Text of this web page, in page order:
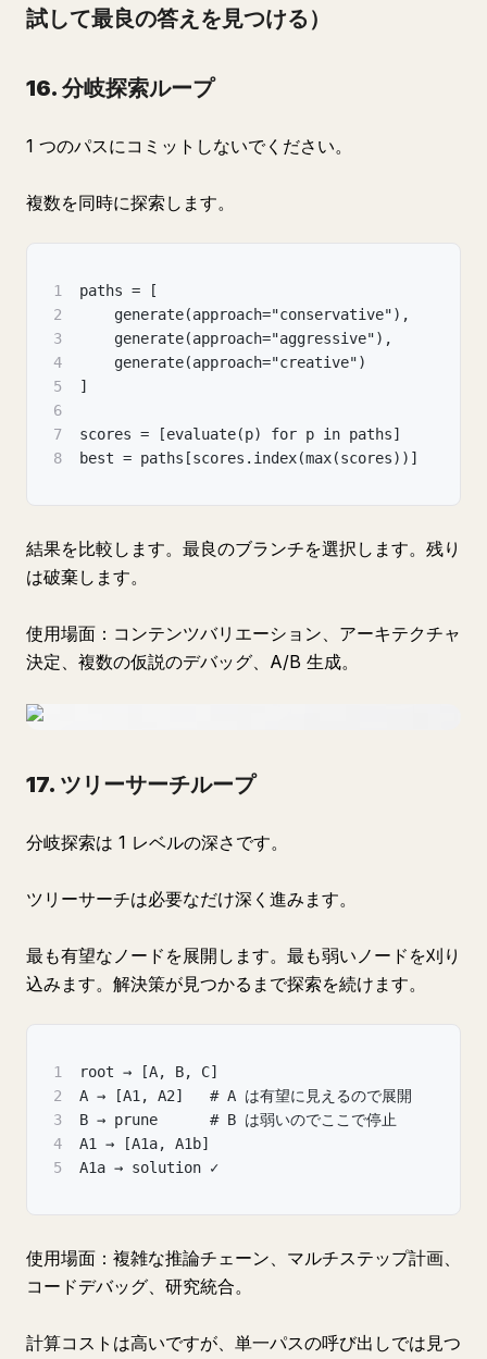
試して最良の答えを見つける）
16. 分岐探索ループ
1 つのパスにコミットしないでください。
複数を同時に探索します。
1
paths = [
2
    generate(approach="conservative"),
3
    generate(approach="aggressive"),
4
    generate(approach="creative")
5
]
6
7
scores = [evaluate(p) for p in paths]
8
best = paths[scores.index(max(scores))]
結果を比較します。最良のブランチを選択します。残り
は破棄します。
使用場面：コンテンツバリエーション、アーキテクチャ
決定、複数の仮説のデバッグ、A/B 生成。
17. ツリーサーチループ
分岐探索は 1 レベルの深さです。
ツリーサーチは必要なだけ深く進みます。
最も有望なノードを展開します。最も弱いノードを刈り
込みます。解決策が見つかるまで探索を続けます。
1
root → [A, B, C]
2
A → [A1, A2]   # A は有望に見えるので展開
3
B → prune      # B は弱いのでここで停止
4
A1 → [A1a, A1b]
5
A1a → solution ✓
使用場面：複雑な推論チェーン、マルチステップ計画、
コードデバッグ、研究統合。
計算コストは高いですが、単一パスの呼び出しでは見つ